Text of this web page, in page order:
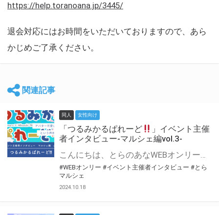
https://help.toranoana.jp/3445/
退会対応にはお時間をいただいておりますので、あら
かじめご了承ください。
関連記事
同人 女性向け
「つるみかるぱれーど
」イベント主催
者インタビュー-マルシェ編vol.3-
こんにちは、とらのあなWEBオンリー運営スタッフです。 新たにお届けする、イベント主催者インタビュー-マルシェ編-は、 とらのあなWEBオンリー「マルシェ」をご利用した主催様に 「マルシェ」を使って開催した感想や心がけをお聞きする企画です。 今回は、WEBオンリー初開催「つるみかるぱれーど
#WEBオンリー #イベント主催者インタビュー #とら
マルシェ
2024.10.18